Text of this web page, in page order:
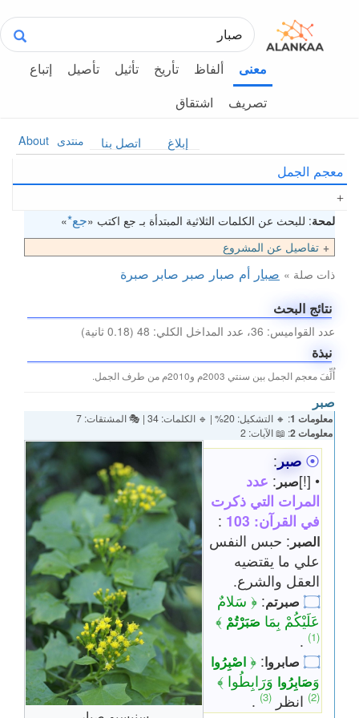
معنى ألفاظ تأريخ تأثيل تأصيل
إتباع
تصريف
اشتقاق
About منتدى اتصل بنا إبلاغ
معجم الجمل
لمحة: للبحث عن الكلمات الثلاثية المبتدأة بـ جع اكتب «جع*»
تفاصيل عن المشروع
ذات صلة » صبار أم صبار صبر صابر صبرة
نتائج البحث
عدد القواميس: 36، عدد المداخل الكلي: 48 (0.18 ثانية)
نبذة
أُلِّفَ معجم الجمل بين سنتي 2003م و2010م من طرف الجمل.
صبر
معلومات 1 : 🔸 التشكيل: 20% | 🔹 الكلمات: 34 | 🎭 المشتقات: 7
معلومات 2 : 📖 الآيات: 2
⦿ صبر :
• [!]صبر : عدد
المرات التي ذكرت
في القرآن: 103
:
الصبر : حبس النفس
علي ما يقتضيه
العقل والشرع.
۝ صبرتم: ﴿ سَلامٌ
عَلَيْكُمْ بِمَا صَبَرْتُمْ﴾
(1)
.
۝ صابروا: ﴿ اصْبِرُوا
وَصَابِرُواوَرَابِطُوا ﴾
(2) انظر (3)
.